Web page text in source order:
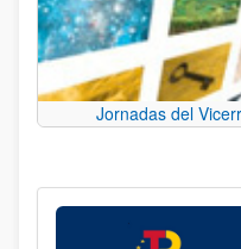
Jornadas del